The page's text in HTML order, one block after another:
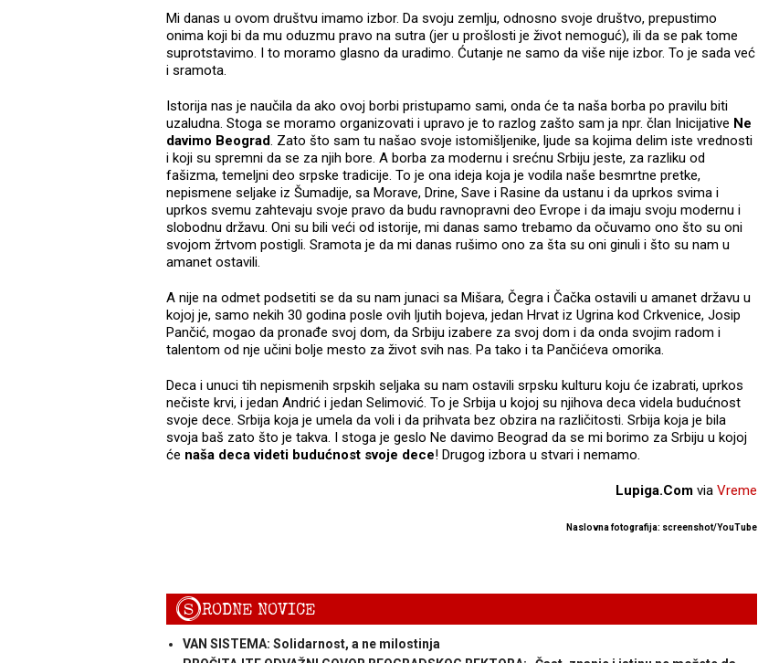
Mi danas u ovom društvu imamo izbor. Da svoju zemlju, odnosno svoje društvo, prepustimo
onima koji bi da mu oduzmu pravo na sutra (jer u prošlosti je život nemoguć), ili da se pak tome
suprotstavimo. I to moramo glasno da uradimo. Ćutanje ne samo da više nije izbor. To je sada već
i sramota.
Istorija nas je naučila da ako ovoj borbi pristupamo sami, onda će ta naša borba po pravilu biti
uzaludna. Stoga se moramo organizovati i upravo je to razlog zašto sam ja npr. član Inicijative Ne
davimo Beograd. Zato što sam tu našao svoje istomišljenike, ljude sa kojima delim iste vrednosti
i koji su spremni da se za njih bore. A borba za modernu i srećnu Srbiju jeste, za razliku od
fašizma, temeljni deo srpske tradicije. To je ona ideja koja je vodila naše besmrtne pretke,
nepismene seljake iz Šumadije, sa Morave, Drine, Save i Rasine da ustanu i da uprkos svima i
uprkos svemu zahtevaju svoje pravo da budu ravnopravni deo Evrope i da imaju svoju modernu i
slobodnu državu. Oni su bili veći od istorije, mi danas samo trebamo da očuvamo ono što su oni
svojom žrtvom postigli. Sramota je da mi danas rušimo ono za šta su oni ginuli i što su nam u
amanet ostavili.
A nije na odmet podsetiti se da su nam junaci sa Mišara, Čegra i Čačka ostavili u amanet državu u
kojoj je, samo nekih 30 godina posle ovih ljutih bojeva, jedan Hrvat iz Ugrina kod Crkvenice, Josip
Pančić, mogao da pronađe svoj dom, da Srbiju izabere za svoj dom i da onda svojim radom i
talentom od nje učini bolje mesto za život svih nas. Pa tako i ta Pančićeva omorika.
Deca i unuci tih nepismenih srpskih seljaka su nam ostavili srpsku kulturu koju će izabrati, uprkos
nečiste krvi, i jedan Andrić i jedan Selimović. To je Srbija u kojoj su njihova deca videla budućnost
svoje dece. Srbija koja je umela da voli i da prihvata bez obzira na različitosti. Srbija koja je bila
svoja baš zato što je takva. I stoga je geslo Ne davimo Beograd da se mi borimo za Srbiju u kojoj
će naša deca videti budućnost svoje dece! Drugog izbora u stvari i nemamo.
Lupiga.Com via Vreme
Naslovna fotografija: screenshot/YouTube
SRODNE NOVICE
VAN SISTEMA: Solidarnost, a ne milostinja